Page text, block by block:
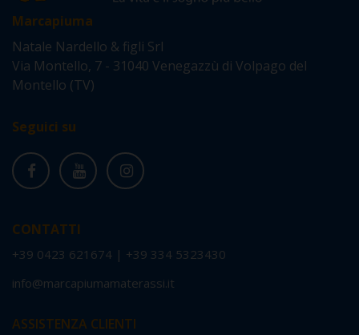
Marcapiuma
Natale Nardello & figli Srl
Via Montello, 7 - 31040 Venegazzù di Volpago del
Montello (TV)
Seguici su
CONTATTI
+39 0423 621674 | +39 334 5323430
info@marcapiumamaterassi.it
ASSISTENZA CLIENTI